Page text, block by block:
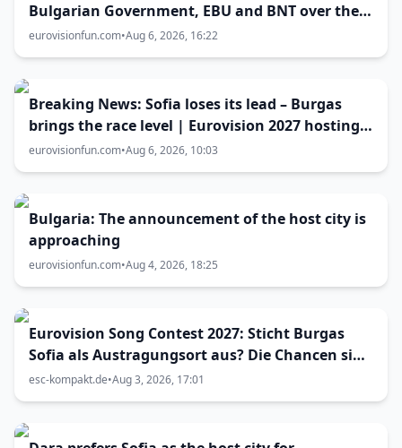
Bulgarian Government, EBU and BNT over the
Eurovision 2027 host city
eurovisionfun.com•Aug 6, 2026, 16:22
Breaking News: Sofia loses its lead – Burgas
brings the race level | Eurovision 2027 hosting
battle now 50-50
eurovisionfun.com•Aug 6, 2026, 10:03
Bulgaria: The announcement of the host city is
approaching
eurovisionfun.com•Aug 4, 2026, 18:25
Eurovision Song Contest 2027: Sticht Burgas
Sofia als Austragungsort aus? Die Chancen sind
größer als gedacht
esc-kompakt.de•Aug 3, 2026, 17:01